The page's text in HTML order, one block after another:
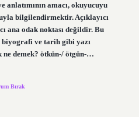
amacı, okuyucuyu
bilgilendirmektir. Açıklayıcı
ana odak noktası değildir. Bu
biyografi ve tarih gibi yazı
ne demek? ötkün-/ ötgün-…
Bırak